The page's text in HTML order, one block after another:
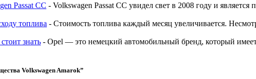
Passat CC - Volkswagen Passat CC увидел свет в 2008 году и
топлива - Стоимость топлива каждый месяц увеличивается.
знать - Opel — это немецкий автомобильный бренд, который
Volkswagen Amarok”